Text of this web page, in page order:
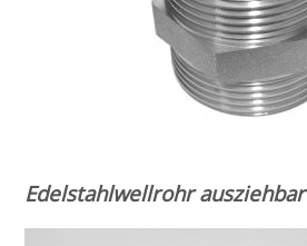
Edelstahlwellrohr ausziehbar